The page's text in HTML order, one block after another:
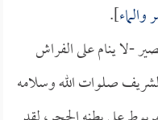
].
-لا ينام على الفراش
صلوات الله وسلامه